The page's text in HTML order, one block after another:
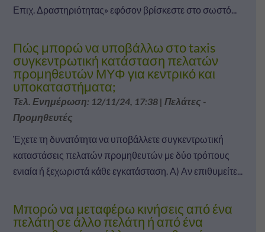
Επιχ. Δραστηριότητας» εφόσον βρίσκεστε στο σωστό...
Πώς μπορώ να υποβάλλω στο taxis
συγκεντρωτική κατάσταση πελατών
προμηθευτών ΜΥΦ για κεντρικό και
υποκαταστήματα;
Τελ. Ενημέρωση: 12/11/24, 17:38| Πελάτες -
Προμηθευτές
Έχετε τη δυνατότητα να υποβάλλετε συγκεντρωτική
καταστάσεις πελατών προμηθευτών με δύο τρόπους
ενιαία ή ξεχωριστά κάθε εγκατάσταση. Α) Αν επιθυμείτε...
Μπορώ να μεταφέρω κινήσεις από ένα
πελάτη σε άλλο πελάτη ή από ένα